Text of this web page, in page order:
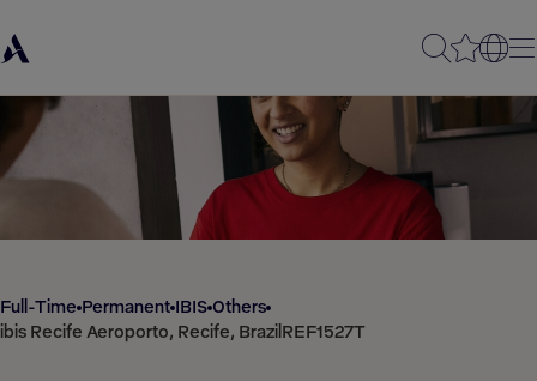
Full-Time Permanent IBIS Others
ibis Recife Aeroporto, Recife, Brazil REF1527T